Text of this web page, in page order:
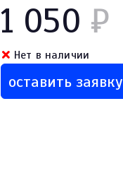
1 050 ₽
Нет в наличии
оставить заявку